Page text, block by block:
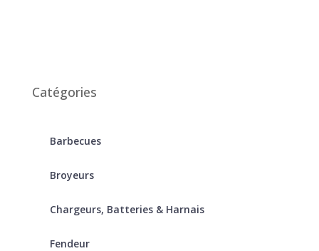
Catégories
Barbecues
Broyeurs
Chargeurs, Batteries & Harnais
Fendeur